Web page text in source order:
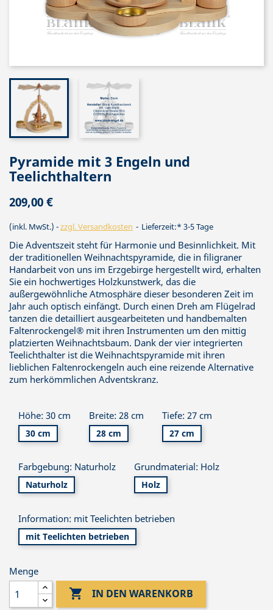
Pyramide mit 3 Engeln und
Teelichthaltern
209,00 €
(inkl. MwSt.) zzgl. Versandkosten Lieferzeit:* 3-5 Tage
Die Adventszeit steht für Harmonie und Besinnlichkeit. Mit
der traditionellen Weihnachtspyramide, die in filigraner
Handarbeit von uns im Erzgebirge hergestellt wird, erhalten
Sie ein hochwertiges Holzkunstwerk, das die
außergewöhnliche Atmosphäre dieser besonderen Zeit im
Jahr auch optisch einfängt. Durch einen Dreh am Flügelrad
tanzen die detailliert ausgearbeiteten und handbemalten
Faltenrockengel® mit ihren Instrumenten um den mittig
platzierten Weihnachtsbaum. Dank der vier integrierten
Teelichthalter ist die Weihnachtspyramide mit ihren
lieblichen Faltenrockengeln auch eine reizende Alternative
zum herkömmlichen Adventskranz.
Höhe: 30 cm
30 cm
Breite: 28 cm
28 cm
Tiefe: 27 cm
27 cm
Farbgebung: Naturholz
Naturholz
Grundmaterial: Holz
Holz
Information: mit Teelichten betrieben
mit Teelichten betrieben
Menge
 IN DEN WARENKORB